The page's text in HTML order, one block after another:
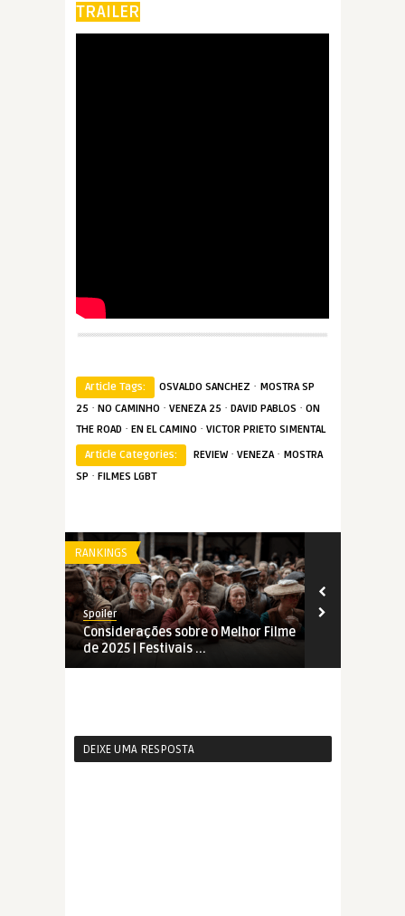
TRAILER
Article Tags: OSVALDO SANCHEZ · MOSTRA SP
25 · NO CAMINHO · VENEZA 25 · DAVID PABLOS · ON
THE ROAD · EN EL CAMINO · VICTOR PRIETO SIMENTAL
Article Categories:
REVIEW· VENEZA· MOSTRA
SP · FILMES LGBT
RANKINGS
Spoiler
Considerações sobre o Melhor Filme
de 2025 | Festivais ...
DEIXE UMA RESPOSTA